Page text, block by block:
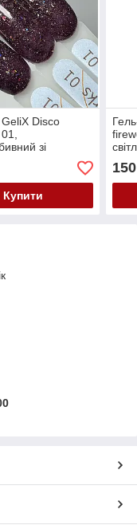
Disco
зі
битого скла
Купити
150